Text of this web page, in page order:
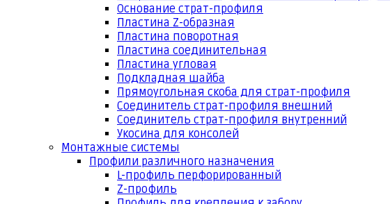
Основание страт-профиля
Пластина Z-образная
Пластина поворотная
Пластина соединительная
Пластина угловая
Подкладная шайба
Прямоугольная скоба для страт-профиля
Соединитель страт-профиля внешний
Соединитель страт-профиля внутренний
Укосина для консолей
Монтажные системы
Профили различного назначения
L-профиль перфорированный
Z-профиль